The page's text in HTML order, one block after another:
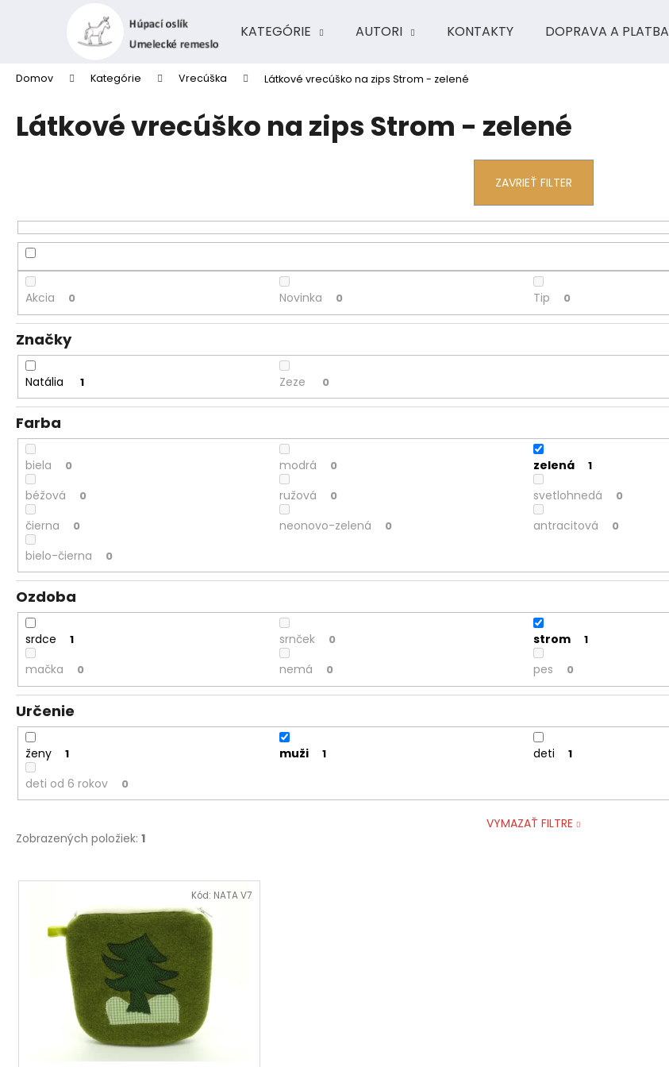
KATEGÓRIE AUTORI KONTAKTY DOPRAVA A PLATBA
Domov Kategórie Vrecúška Látkové vrecúško na zips Strom - zelené
Látkové vrecúško na zips Strom - zelené
ZAVRIEŤ FILTER
Akcia 0 Novinka 0 Tip 0
Značky
Natália 1 Zeze 0
Farba
biela 0 modrá 0 zelená 1
béžová 0 ružová 0 svetlohnedá 0
čierna 0 neonovo-zelená 0 antracitová 0
bielo-čierna 0
Ozdoba
srdce 1 srnček 0 strom 1
mačka 0 nemá 0 pes 0
Určenie
ženy 1 muži 1 deti 1
deti od 6 rokov 0
VYMAZAŤ FILTRE
Zobrazených položiek: 1
V
Kód: NATA V7
Späť
obchodu
Späť
obchodu
Čo potrebujete nájsť?
Odporúčame